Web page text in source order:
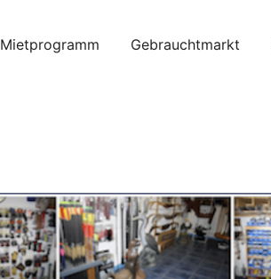
Mietprogramm Gebrauchtmarkt